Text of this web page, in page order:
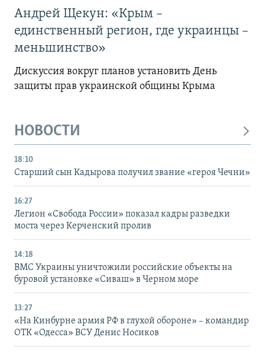
Андрей Щекун: «Крым –
единственный регион, где украинцы –
меньшинство»
Дискуссия вокруг планов установить День
защиты прав украинской общины Крыма
НОВОСТИ
18:10
Старший сын Кадырова получил звание «героя Чечни»
16:27
Легион «Свобода России» показал кадры разведки
моста через Керченский пролив
14:18
ВМС Украины уничтожили российские объекты на
буровой установке «Сиваш» в Черном море
13:27
«На Кинбурне армия РФ в глухой обороне» – командир
ОТК «Одесса» ВСУ Денис Носиков